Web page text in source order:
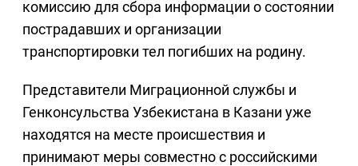
комиссию для сбора информации о состоянии
пострадавших и организации
транспортировки тел погибших на родину.
Представители Миграционной службы и
Генконсульства Узбекистана в Казани уже
находятся на месте происшествия и
принимают меры совместно с российскими